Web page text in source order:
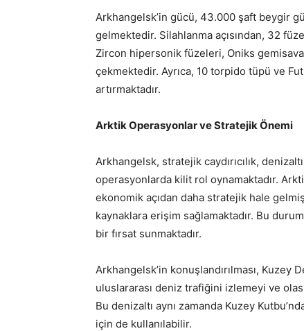
Arkhangelsk’in gücü, 43.000 şaft beygir
gelmektedir. Silahlanma açısından, 32
Zircon hipersonik füzeleri, Oniks
çekmektedir. Ayrıca, 10 torpido tüpü ve
artırmaktadır.
Arktik Operasyonlar ve Stratejik Önemi
Arkhangelsk, stratejik caydırıcılık,
operasyonlarda kilit rol oynamaktadır.
ekonomik açıdan daha stratejik hale
kaynaklara erişim sağlamaktadır. Bu
bir fırsat sunmaktadır.
Arkhangelsk’in konuşlandırılması, Kuzey
uluslararası deniz trafiğini izlemeyi ve
Bu denizaltı aynı zamanda Kuzey
için de kullanılabilir.